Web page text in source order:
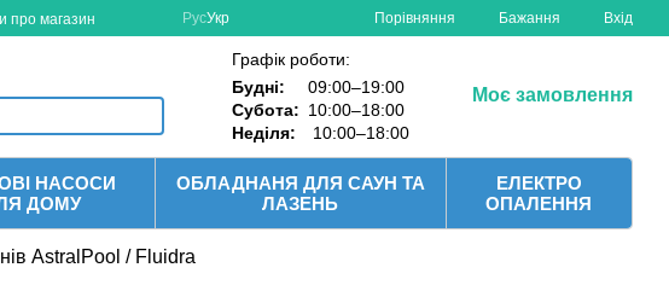
про магазин РусУкр Порівняння Бажання Вхід
Графік роботи:
Будні:
09:00–19:00
Субота: 10:00–18:00
Неділя:
10:00–18:00
Моє замовлення
НАСОСИ
ДОМУ
ОБЛАДНАНЯ ДЛЯ САУН ТА
ЛАЗЕНЬ
ЕЛЕКТРО
ОПАЛЕННЯ
AstralPool / Fluidra